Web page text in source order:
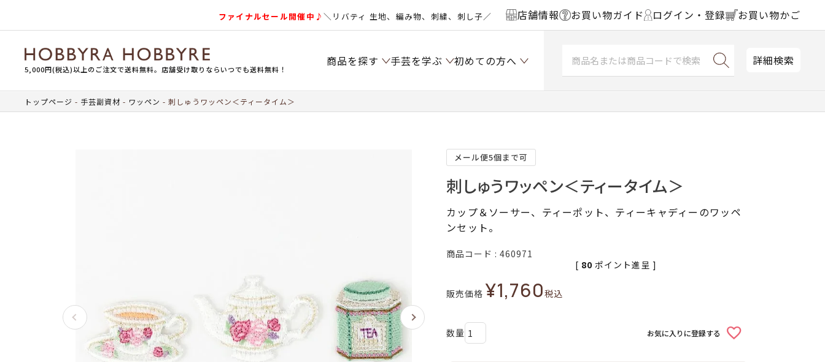
ファイナルセール開催中♪＼リバティ 生地、編み物、刺繍、刺し子／ 店舗情報 お買い物ガイド ログイン・登録 お買い物かご
5,000円(税込)以上のご注文で送料無料。店舗受け取りならいつでも送料無料！
商品を探す 手芸を学ぶ 初めての方へ 詳細検索
トップページ 手芸副資材 ワッペン 刺しゅうワッペン＜ティータイム＞
メール便5個まで可
刺しゅうワッペン＜ティータイム＞
カップ＆ソーサー、ティーポット、ティーキャディーのワッペ
ンセット。
商品コード 460971
販売価格 ¥1,760税込
[ 80 ポイント進呈 ]
お気に入りに登録する